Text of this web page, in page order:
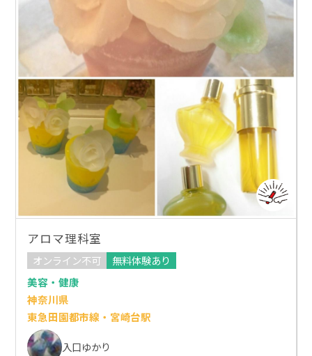
アロマ理科室
オンライン不可
無料体験あり
美容・健康
神奈川県
東急田園都市線・宮崎台駅
入口ゆかり